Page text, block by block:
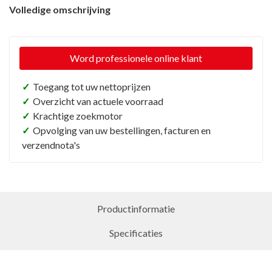
gewichtsverhouding . Impulsmoeraanzetters geven geen
schroefverbindingen 10% van de totale montagetijd
gebruikt. Sneller gereedschap kan de montagetijden
agrarische machines, de productie van pompen, motoren,
fietsen en andere seriematige productielijnen. Voorzien van
twee kamer luchtmotor. Koppel instelbaar in het impuls
mechanisme. Kenmerken: • Lichtgewicht • Geen
reactiekrachten • Lage geluids- en vibratieniveau’s •
Volledige omschrijving
Word professionele online klant
✓ Toegang tot uw nettoprijzen
✓ Overzicht van actuele voorraad
✓ Krachtige zoekmotor
✓ Opvolging van uw bestellingen, facturen en
verzendnota's
Productinformatie
Specificaties